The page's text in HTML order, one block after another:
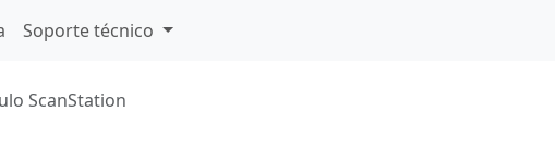
Soporte técnico
ScanStation